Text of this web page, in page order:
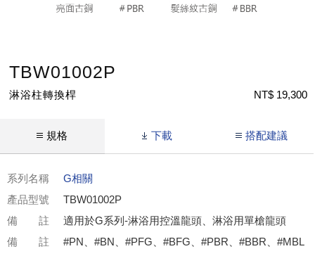
TBW01002P
淋浴柱轉換桿 NT$ 19,300
規格 下載 搭配建議
系列名稱
G相關
產品型號
TBW01002P
備 註
適用於G系列-淋浴用控溫龍頭、淋浴用單槍龍頭
備 註
#PN、#BN、#PFG、#BFG、#PBR、#BBR、#MBL